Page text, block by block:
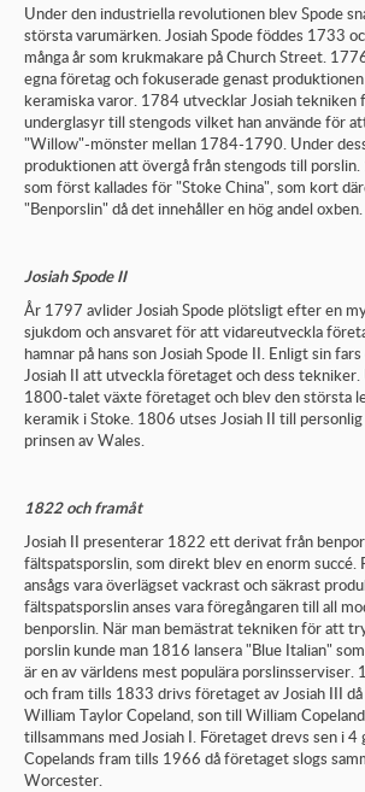
Under den industriella revolutionen blev Spode
största varumärken. Josiah Spode föddes 1733
många år som krukmakare på Church Street.
egna företag och fokuserade genast
keramiska varor. 1784 utvecklar Josiah
underglasyr till stengods vilket han använde för
"Willow"-mönster mellan 1784-1790. Under
produktionen att övergå från stengods till porslin.
som först kallades för "Stoke China", som kort
"Benporslin" då det innehåller en hög andel oxben.
Josiah Spode II
År 1797 avlider Josiah Spode plötsligt efter en
sjukdom och ansvaret för att vidareutveckla
hamnar på hans son Josiah Spode II. Enligt sin
Josiah II att utveckla företaget och dess tekniker.
1800-talet växte företaget och blev den största
keramik i Stoke. 1806 utses Josiah II till
prinsen av Wales.
1822 och framåt
Josiah II presenterar 1822 ett derivat från
fältspatsporslin, som direkt blev en enorm succé.
ansågs vara överlägset vackrast och säkrast
fältspatsporslin anses vara föregångaren till all
benporslin. När man bemästrat tekniken för att
porslin kunde man 1816 lansera "Blue Italian"
är en av världens mest populära porslinsserviser.
och fram tills 1833 drivs företaget av Josiah III
William Taylor Copeland, son till William
tillsammans med Josiah I. Företaget drevs sen i 4
Copelands fram tills 1966 då företaget slogs
Worcester.